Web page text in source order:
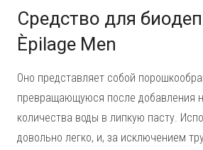
Средство для
Èpilage Men
Оно представляет собой
превращающуюся после добавления
количества воды в липкую пасту.
довольно легко, и, за исключением